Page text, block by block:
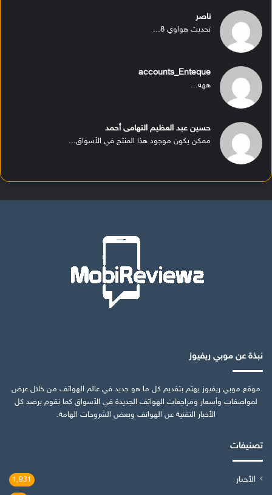
ناصر
تحديث هواوي 8...
accounts_Enteque
ههه...
حسين عبد العظيم التهامى أحمد
ممكن يكون موجود هذا المنتج في الأسواق...
نبذة عن موبي ريفيوز
موقع موبي ريفيوز يهتم بتقديم كل ما هو جديد في عالم الهواتف من خلال عرض
لمواصفات وأسعار ومراجعات الهواتف الجديدة في الأسواق كما نقوم برصد كل
الأخبار التقنية عن الهواتف وبعض الشروحات الهامة.
تصنيفات
الأخبار 1٬931